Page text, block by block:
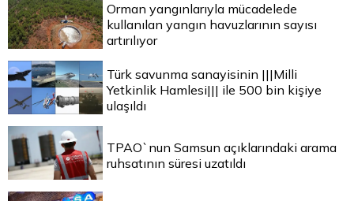
Orman yangınlarıyla mücadelede
kullanılan yangın havuzlarının sayısı
artırılıyor
Türk savunma sanayisinin |||Milli
Yetkinlik Hamlesi||| ile 500 bin kişiye
ulaşıldı
TPAO`nun Samsun açıklarındaki arama
ruhsatının süresi uzatıldı